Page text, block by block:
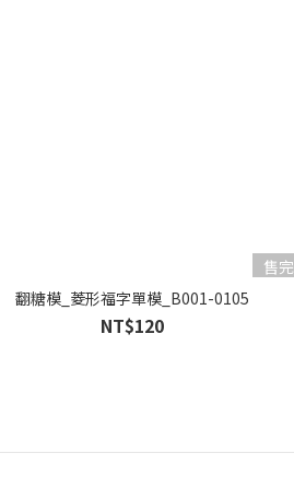
售完
翻糖模_菱形福字單模_B001-0105
NT$120